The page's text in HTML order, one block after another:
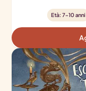
Età: 7-10 anni